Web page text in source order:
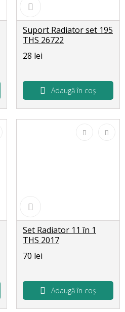
Suport Radiator set 195
THS 26722
28 lei
Adaugă în coș
Set Radiator 11 în 1
THS 2017
70 lei
Adaugă în coș